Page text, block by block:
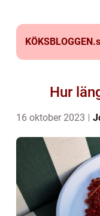
KÖKSBLOGGEN.
Hur
16 oktober 2023